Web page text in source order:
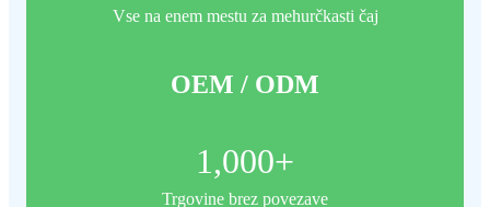
Vse na enem mestu za mehurčkasti čaj
OEM / ODM
1,000+
Trgovine brez povezave